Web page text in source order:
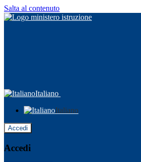
Salta al contenuto
Italiano
Italiano
Accedi
Accedi